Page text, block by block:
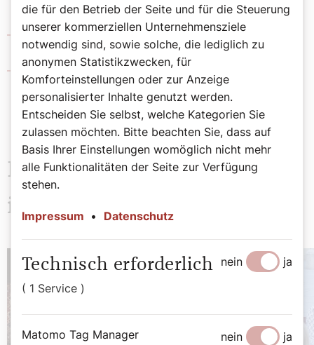
Caritas Socialis
Katholische Aktion Österreich
Das könnte Sie auch
interessieren
die für den Betrieb der Seite und für die Steuerung
unserer kommerziellen Unternehmensziele
notwendig sind, sowie solche, die lediglich zu
anonymen Statistikzwecken, für
Komforteinstellungen oder zur Anzeige
personalisierter Inhalte genutzt werden.
Entscheiden Sie selbst, welche Kategorien Sie
zulassen möchten. Bitte beachten Sie, dass auf
Basis Ihrer Einstellungen womöglich nicht mehr
alle Funktionalitäten der Seite zur Verfügung
stehen.
Impressum • Datenschutz
Technisch erforderlich
( 1 Service )
nein ja
Matomo Tag Manager nein ja